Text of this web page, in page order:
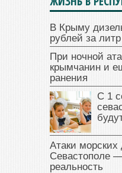
В Крыму
рублей за литр
При ночной
крымчанин и
ранения
С 1
Атаки морских
Севастополе
реальность